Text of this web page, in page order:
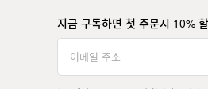
지금 구독하면 첫 주문시 10%